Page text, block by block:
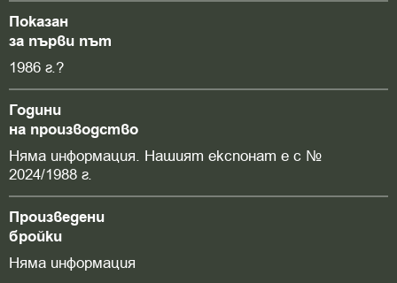
Показан
за първи път
1986 г.?
Години
на производство
Няма информация. Нашият експонат е с №
2024/1988 г.
Произведени
бройки
Няма информация